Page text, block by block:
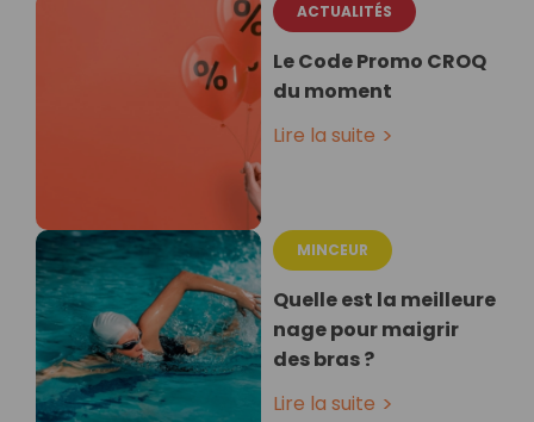
ACTUALITÉS
Le Code Promo CROQ
du moment
Lire la suite
MINCEUR
Quelle est la meilleure
nage pour maigrir
des bras ?
Lire la suite